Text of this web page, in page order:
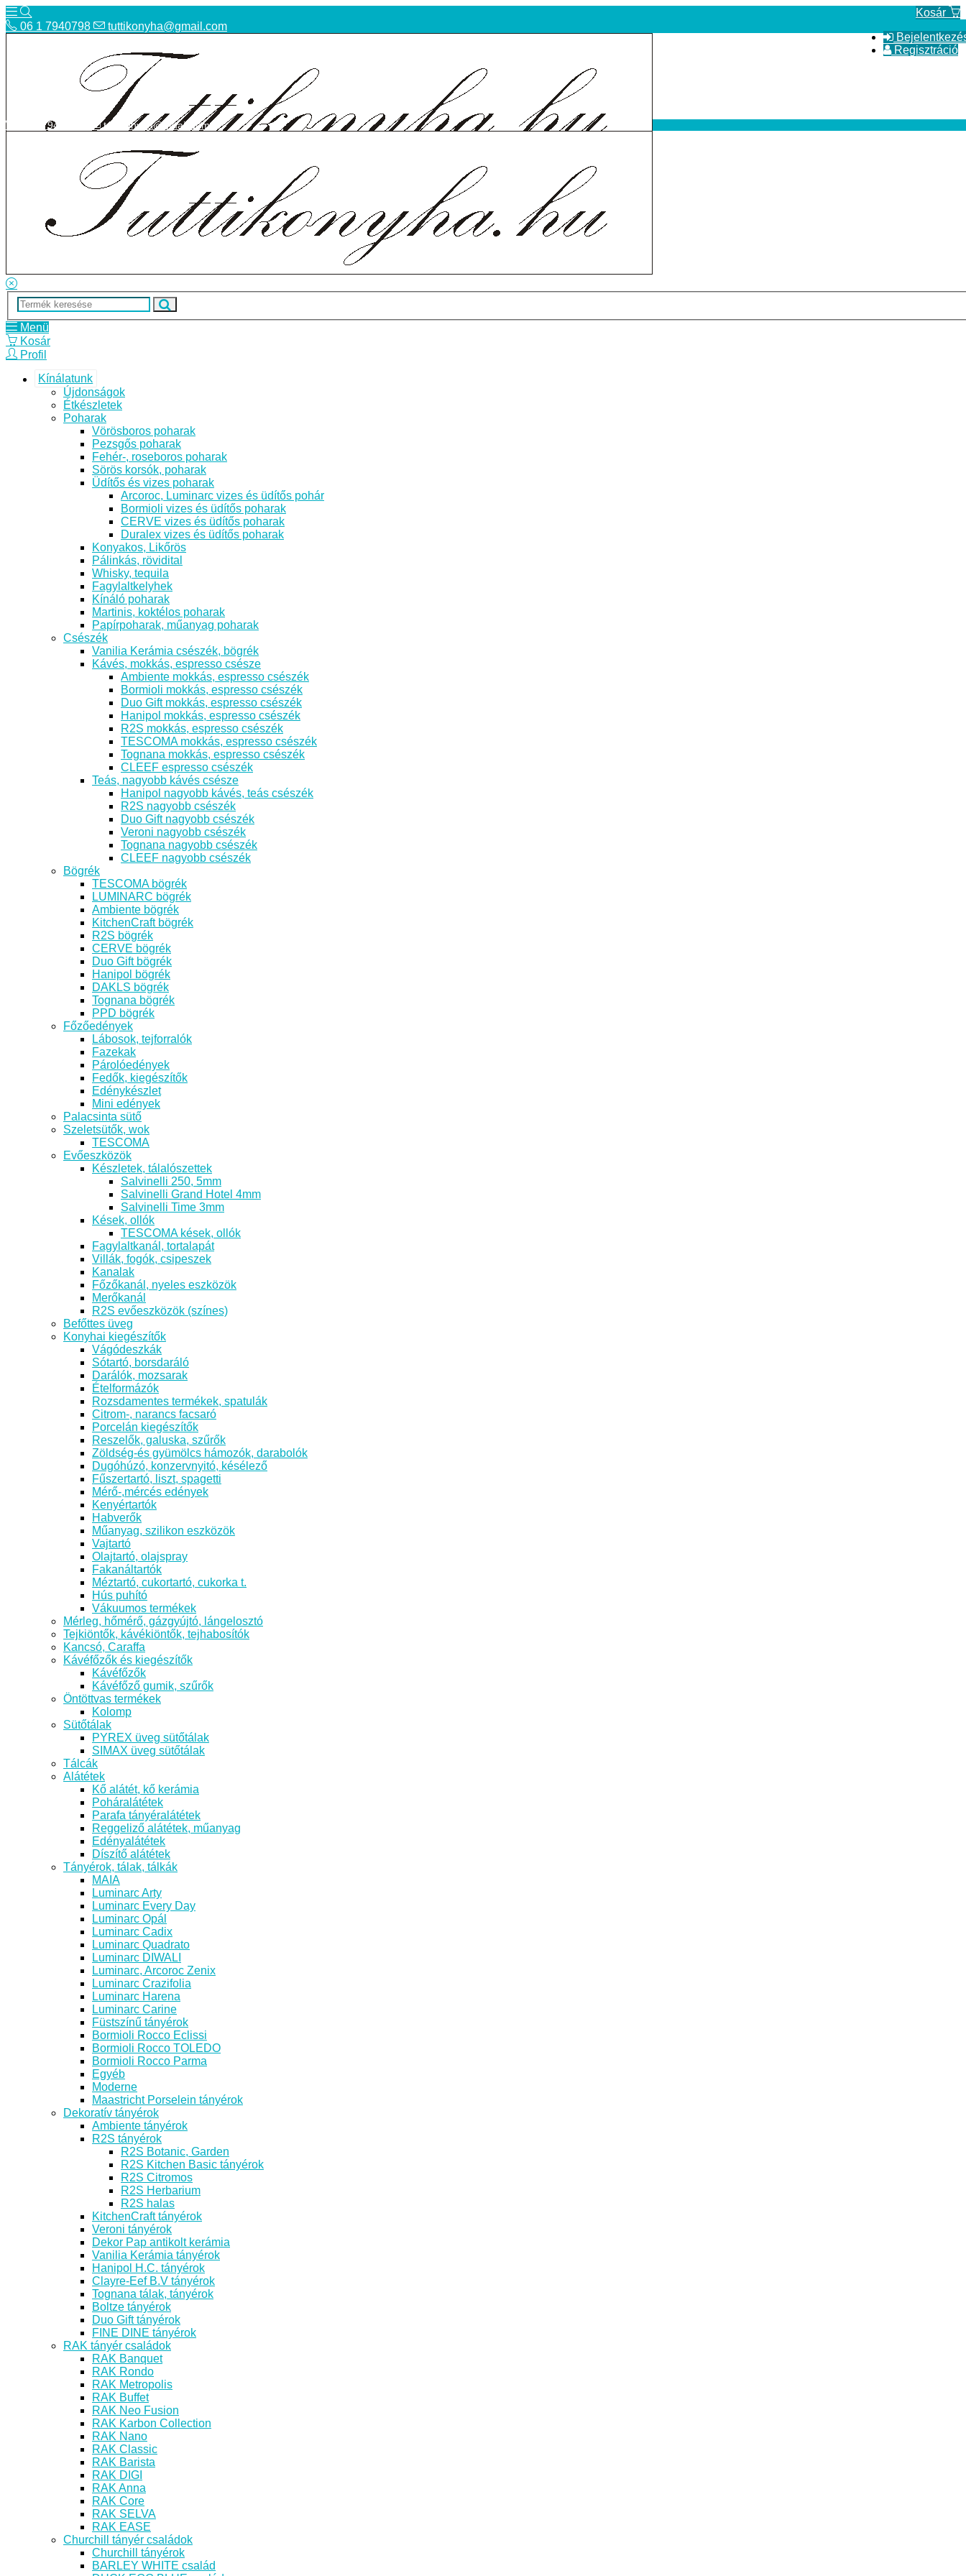
Kosár
Regisztráció
06 1 7940798 tuttikonyha@gmail.com
Bolt
ÁSZF
06 1 7940798 tuttikonyha@gmail.com
Menü
Kosár
Profil
Kínálatunk
Újdonságok
Étkészletek
Poharak
Vörösboros poharak
Pezsgős poharak
Fehér-, roseboros poharak
Sörös korsók, poharak
Üdítős és vizes poharak
Arcoroc, Luminarc vizes és üdítős pohár
Bormioli vizes és üdítős poharak
CERVE vizes és üdítős poharak
Duralex vizes és üdítős poharak
Konyakos, Likőrös
Pálinkás, rövidital
Whisky, tequila
Fagylaltkelyhek
Kínáló poharak
Martinis, koktélos poharak
Papírpoharak, műanyag poharak
Csészék
Vanilia Kerámia csészék, bögrék
Kávés, mokkás, espresso csésze
Ambiente mokkás, espresso csészék
Bormioli mokkás, espresso csészék
Duo Gift mokkás, espresso csészék
Hanipol mokkás, espresso csészék
R2S mokkás, espresso csészék
TESCOMA mokkás, espresso csészék
Tognana mokkás, espresso csészék
CLEEF espresso csészék
Teás, nagyobb kávés csésze
Hanipol nagyobb kávés, teás csészék
R2S nagyobb csészék
Duo Gift nagyobb csészék
Veroni nagyobb csészék
Tognana nagyobb csészék
CLEEF nagyobb csészék
Bögrék
TESCOMA bögrék
LUMINARC bögrék
Ambiente bögrék
KitchenCraft bögrék
R2S bögrék
CERVE bögrék
Duo Gift bögrék
Hanipol bögrék
DAKLS bögrék
Tognana bögrék
PPD bögrék
Főzőedények
Lábosok, tejforralók
Fazekak
Párolóedények
Fedők, kiegészítők
Edénykészlet
Mini edények
Palacsinta sütő
Szeletsütők, wok
TESCOMA
Evőeszközök
Készletek, tálalószettek
Salvinelli 250, 5mm
Salvinelli Grand Hotel 4mm
Salvinelli Time 3mm
Kések, ollók
TESCOMA kések, ollók
Fagylaltkanál, tortalapát
Villák, fogók, csipeszek
Kanalak
Főzőkanál, nyeles eszközök
Merőkanál
R2S evőeszközök (színes)
Befőttes üveg
Konyhai kiegészítők
Vágódeszkák
Sótartó, borsdaráló
Darálók, mozsarak
Ételformázók
Rozsdamentes termékek, spatulák
Citrom-, narancs facsaró
Porcelán kiegészítők
Reszelők, galuska, szűrők
Zöldség-és gyümölcs hámozók, darabolók
Dugóhúzó, konzervnyitó, késélező
Fűszertartó, liszt, spagetti
Mérő-,mércés edények
Kenyértartók
Habverők
Műanyag, szilikon eszközök
Vajtartó
Olajtartó, olajspray
Fakanáltartók
Méztartó, cukortartó, cukorka t.
Hús puhító
Vákuumos termékek
Mérleg, hőmérő, gázgyújtó, lángelosztó
Tejkiöntők, kávékiöntők, tejhabosítók
Kancsó, Caraffa
Kávéfőzők és kiegészítők
Kávéfőzők
Kávéfőző gumik, szűrők
Öntöttvas termékek
Kolomp
Sütőtálak
PYREX üveg sütőtálak
SIMAX üveg sütőtálak
Tálcák
Alátétek
Kő alátét, kő kerámia
Poháralátétek
Parafa tányéralátétek
Reggeliző alátétek, műanyag
Edényalátétek
Díszítő alátétek
Tányérok, tálak, tálkák
MAIA
Luminarc Arty
Luminarc Every Day
Luminarc Opál
Luminarc Cadix
Luminarc Quadrato
Luminarc DIWALI
Luminarc, Arcoroc Zenix
Luminarc Crazifolia
Luminarc Harena
Luminarc Carine
Füstszínű tányérok
Bormioli Rocco Eclissi
Bormioli Rocco TOLEDO
Bormioli Rocco Parma
Egyéb
Moderne
Maastricht Porselein tányérok
Dekoratív tányérok
Ambiente tányérok
R2S tányérok
R2S Botanic, Garden
R2S Kitchen Basic tányérok
R2S Citromos
R2S Herbarium
R2S halas
KitchenCraft tányérok
Veroni tányérok
Dekor Pap antikolt kerámia
Vanilia Kerámia tányérok
Hanipol H.C. tányérok
Clayre-Eef B.V tányérok
Tognana tálak, tányérok
Boltze tányérok
Duo Gift tányérok
FINE DINE tányérok
RAK tányér családok
RAK Banquet
RAK Rondo
RAK Metropolis
RAK Buffet
RAK Neo Fusion
RAK Karbon Collection
RAK Nano
RAK Classic
RAK Barista
RAK DIGI
RAK Anna
RAK Core
RAK SELVA
RAK EASE
Churchill tányér családok
Churchill tányérok
BARLEY WHITE család